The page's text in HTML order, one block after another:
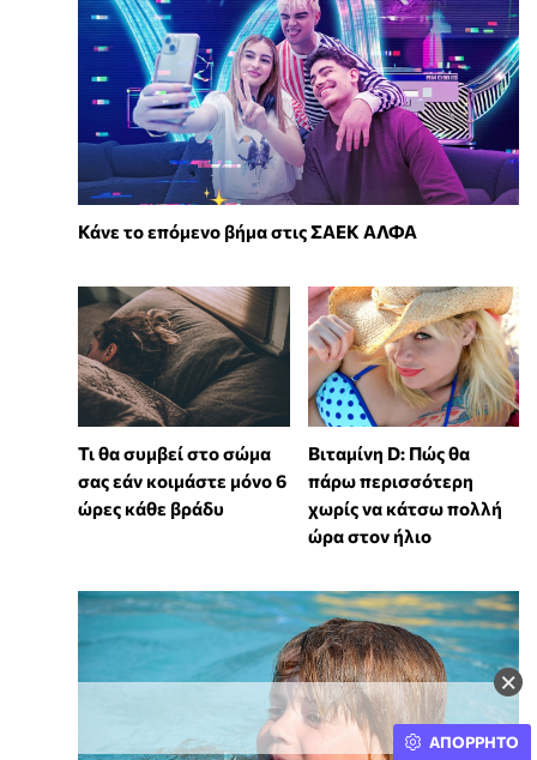
×
Κάνε το επόμενο βήμα στις ΣΑΕΚ ΑΛΦΑ
Τι θα συμβεί στο σώμα
σας εάν κοιμάστε μόνο 6
ώρες κάθε βράδυ
Βιταμίνη D: Πώς θα
πάρω περισσότερη
χωρίς να κάτσω πολλή
ώρα στον ήλιο
ΑΠΟΡΡΗΤΟ